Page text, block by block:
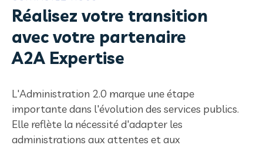
Réalisez votre transition
avec votre partenaire
A2A Expertise
L'Administration 2.0 marque une étape
importante dans l'évolution des services publics.
Elle reflète la nécessité d'adapter les
administrations aux attentes et aux